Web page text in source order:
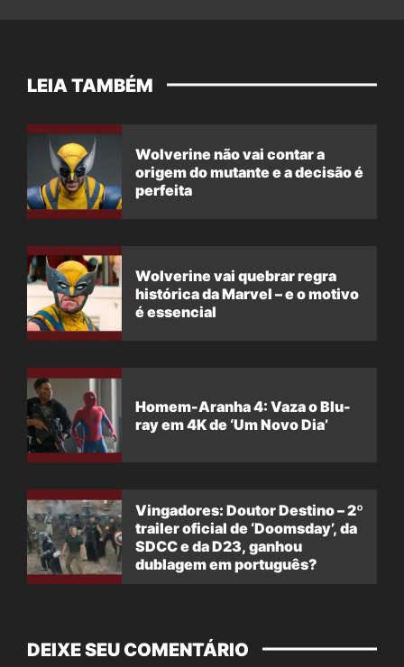
LEIA TAMBÉM
Wolverine não vai contar a
origem do mutante e a decisão é
perfeita
Wolverine vai quebrar regra
histórica da Marvel – e o motivo
é essencial
Homem-Aranha 4: Vaza o Blu-
ray em 4K de ‘Um Novo Dia’
Vingadores: Doutor Destino – 2º
trailer oficial de ‘Doomsday’, da
SDCC e da D23, ganhou
dublagem em português?
DEIXE SEU COMENTÁRIO